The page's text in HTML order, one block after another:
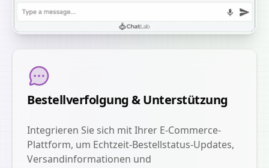
Bestellverfolgung & Unterstützung
Integrieren Sie sich mit Ihrer E-Commerce-
Plattform, um Echtzeit-Bestellstatus-Updates,
Versandinformationen und